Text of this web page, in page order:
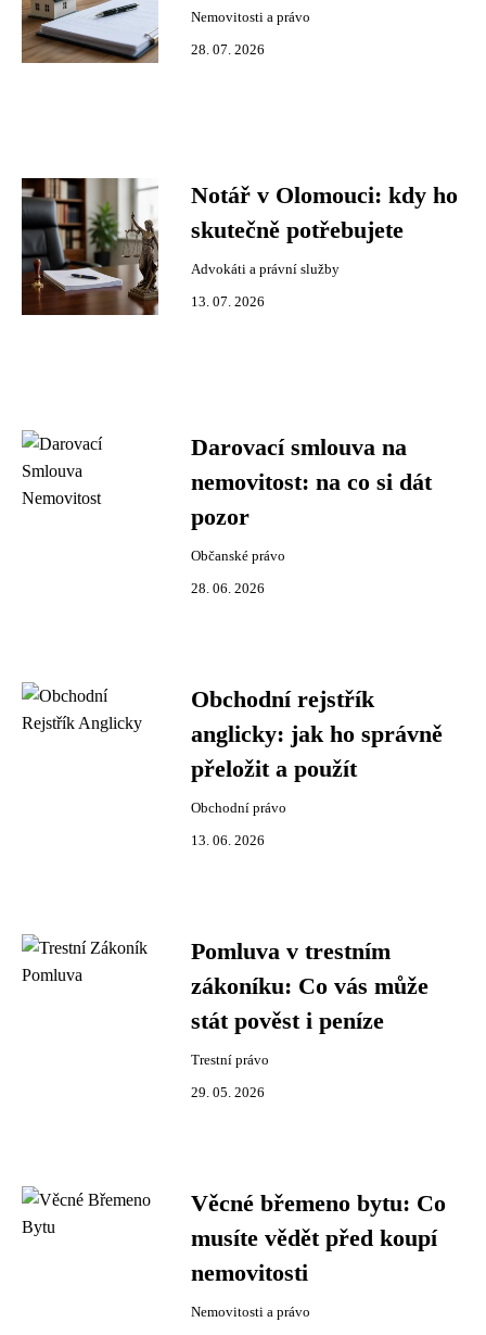
Nemovitosti a právo
28. 07. 2026
Notář v Olomouci: kdy ho
skutečně potřebujete
Advokáti a právní služby
13. 07. 2026
Darovací smlouva na
nemovitost: na co si dát
pozor
Občanské právo
28. 06. 2026
Obchodní rejstřík
anglicky: jak ho správně
přeložit a použít
Obchodní právo
13. 06. 2026
Pomluva v trestním
zákoníku: Co vás může
stát pověst i peníze
Trestní právo
29. 05. 2026
Věcné břemeno bytu: Co
musíte vědět před koupí
nemovitosti
Nemovitosti a právo